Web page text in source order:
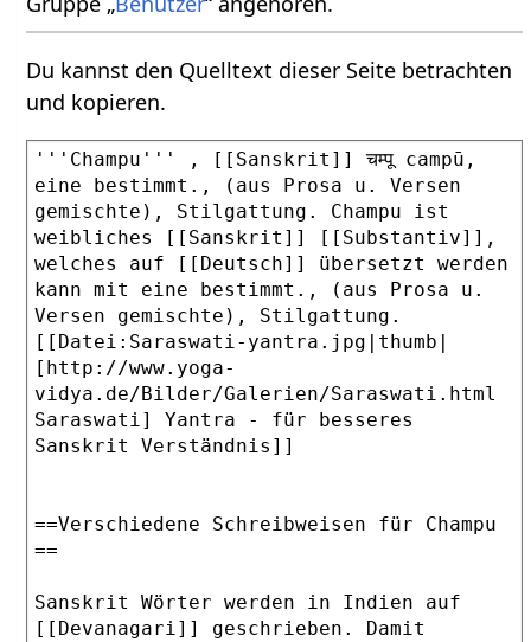
Du kannst den Quelltext dieser Seite betrachten
und kopieren.